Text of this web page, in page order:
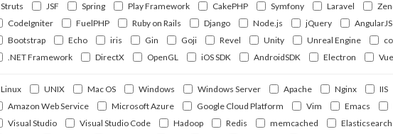
Struts JSF Spring Play Framework CakePHP Symfony Laravel
CodeIgniter
FuelPHP Ruby on Rails Django Node.js jQuery AngularJS
Bootstrap
Echo iris Gin Goji Revel Unity Unreal Engine
.NET Framework
DirectX OpenGL iOS SDK AndroidSDK Electron
Linux UNIX Mac OS Windows Windows Server Apache Nginx
IIS
Amazon Web Service
Microsoft Azure Google Cloud Platform Vim Emacs
Visual Studio
Visual Studio Code Hadoop Redis memcached Elasticsearch